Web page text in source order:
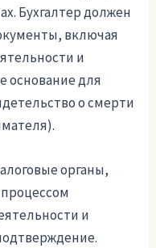
Бухгалтер должен
включая
и
для
о смерти
органы,
и